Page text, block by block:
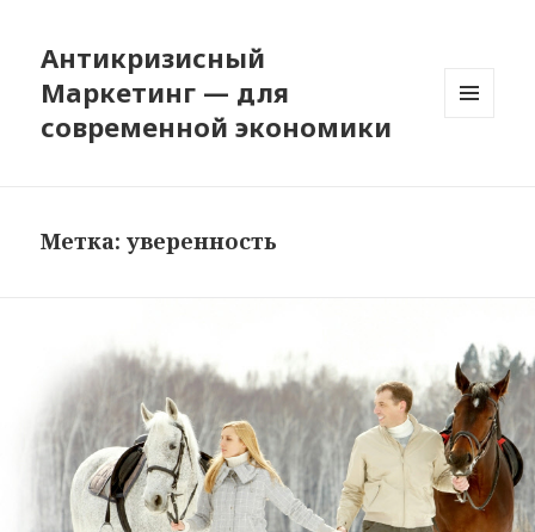
Антикризисный
Маркетинг — для
современной экономики
Метка: уверенность